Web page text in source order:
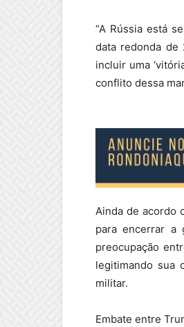
“A Rússia está
data redonda de
incluir uma
conflito dessa
Ainda de acordo
para encerrar a
preocupação
legitimando sua
militar.
Embate entre